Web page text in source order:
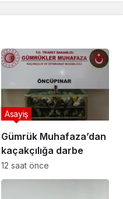
Gümrük Muhafaza’dan
kaçakçılığa darbe
Asayiş
12 saat önce